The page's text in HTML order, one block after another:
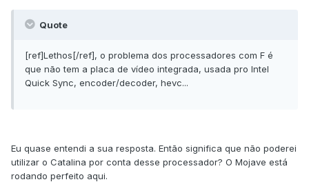
Quote
[ref]Lethos[/ref], o problema dos processadores com F é
que não tem a placa de vídeo integrada, usada pro Intel
Quick Sync, encoder/decoder, hevc...
Eu quase entendi a sua resposta. Então significa que não poderei
utilizar o Catalina por conta desse processador? O Mojave está
rodando perfeito aqui.